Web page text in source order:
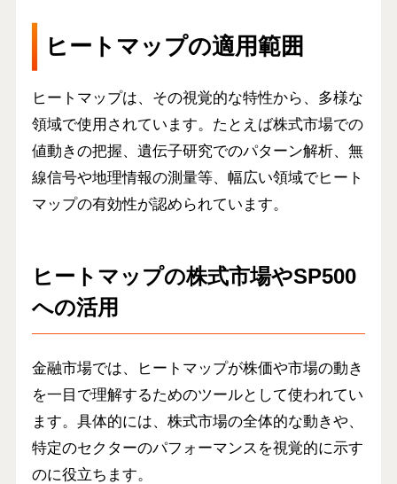
ヒートマップの適用範囲
ヒートマップは、その視覚的な特性から、多様な
領域で使用されています。たとえば株式市場での
値動きの把握、遺伝子研究でのパターン解析、無
線信号や地理情報の測量等、幅広い領域でヒート
マップの有効性が認められています。
ヒートマップの株式市場やSP500
への活用
金融市場では、ヒートマップが株価や市場の動き
を一目で理解するためのツールとして使われてい
ます。具体的には、株式市場の全体的な動きや、
特定のセクターのパフォーマンスを視覚的に示す
のに役立ちます。